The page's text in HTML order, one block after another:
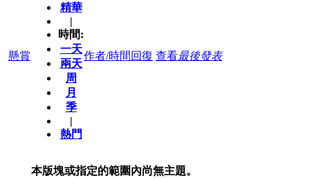
懸賞
精華
|
時間:
一天
兩天
周
月
季
|
熱門
作者/時間 回復 查看最後發表
本版塊或指定的範圍內尚無主題。